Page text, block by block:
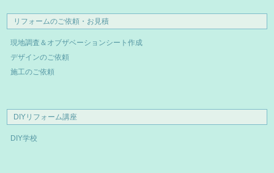
リフォームのご依頼・お見積
現地調査＆オブザベーションシート作成
デザインのご依頼
施工のご依頼
DIYリフォーム講座
DIY学校